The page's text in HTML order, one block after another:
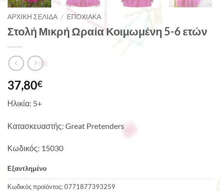
ΑΡΧΙΚΉ ΣΕΛΊΔΑ / ΕΠΟΧΙΑΚΆ
Στολή Μικρή Ωραία Κοιμωμένη 5-6 ετών
37,80€
Ηλικία: 5+
Κατασκευαστής: Great Pretenders
Κωδικός: 15030
Εξαντλημένο
Κωδικός προϊόντος:0771877393259